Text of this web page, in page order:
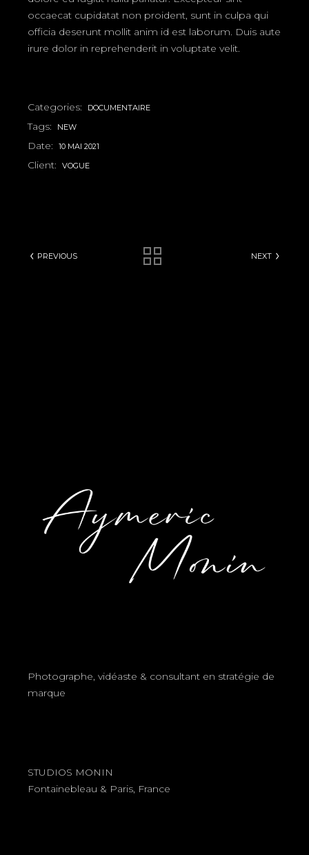
occaecat cupidatat non proident, sunt in culpa qui
officia deserunt mollit anim id est laborum. Duis aute
irure dolor in reprehenderit in voluptate velit.
Categories: DOCUMENTAIRE
Tags: NEW
Date: 10 MAI 2021
Client: VOGUE
PREVIOUS NEXT
Photographe, vidéaste & consultant en stratégie de
marque
STUDIOS MONIN
Fontainebleau & Paris, France